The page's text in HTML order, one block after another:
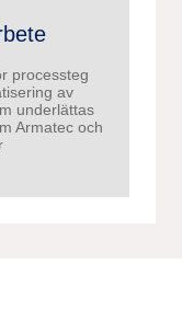
processteg
av
underlättas
Armatec och